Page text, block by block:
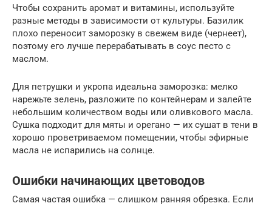
Чтобы сохранить аромат и витамины, используйте
разные методы в зависимости от культуры. Базилик
плохо переносит заморозку в свежем виде (чернеет),
поэтому его лучше перерабатывать в соус песто с
маслом.
Для петрушки и укропа идеальна заморозка: мелко
нарежьте зелень, разложите по контейнерам и залейте
небольшим количеством воды или оливкового масла.
Сушка подходит для мяты и орегано — их сушат в тени в
хорошо проветриваемом помещении, чтобы эфирные
масла не испарились на солнце.
Ошибки начинающих цветоводов
Самая частая ошибка — слишком ранняя обрезка. Если